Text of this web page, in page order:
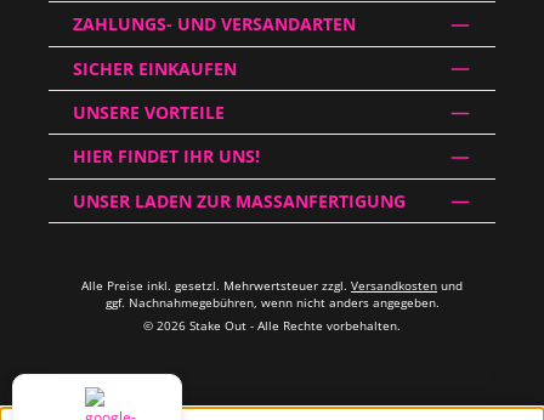
ZAHLUNGS- UND VERSANDARTEN
SICHER EINKAUFEN
UNSERE VORTEILE
HIER FINDET IHR UNS!
UNSER LADEN ZUR MASSANFERTIGUNG
Alle Preise inkl. gesetzl. Mehrwertsteuer zzgl. Versandkosten und
ggf. Nachnahmegebühren, wenn nicht anders angegeben.
© 2026 Stake Out - Alle Rechte vorbehalten.